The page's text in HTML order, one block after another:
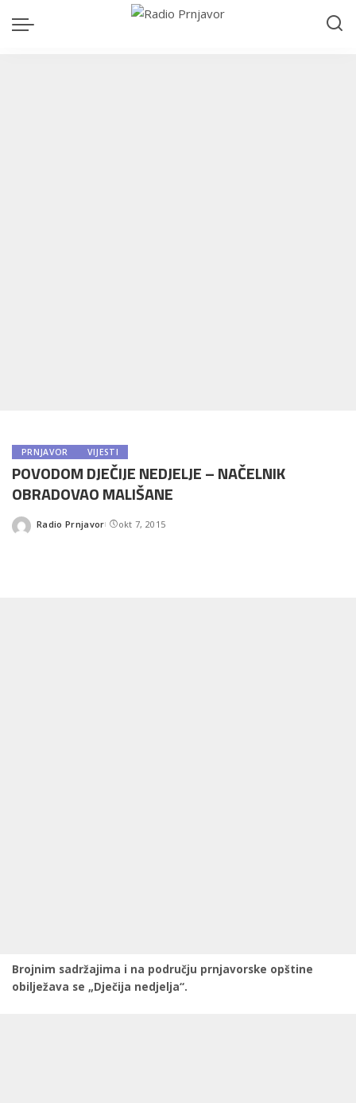
PRNJAVOR VIJESTI
POVODOM DJEČIJE NEDJELJE – NAČELNIK
OBRADOVAO MALIŠANE
Posted
Radio Prnjavor okt 7, 2015
Brojnim sadržajima i na području prnjavorske opštine
obilježava se „Dječija nedjelja“.